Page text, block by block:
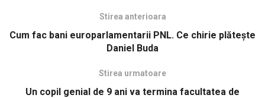
Stirea anterioara
Cum fac bani europarlamentarii PNL. Ce chirie plătește
Daniel Buda
Stirea urmatoare
Un copil genial de 9 ani va termina facultatea de